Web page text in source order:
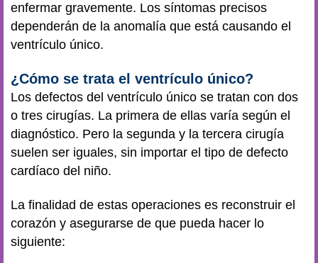
enfermar gravemente. Los síntomas precisos
dependerán de la anomalía que está causando el
ventrículo único.
¿Cómo se trata el ventrículo único?
Los defectos del ventrículo único se tratan con dos
o tres cirugías. La primera de ellas varía según el
diagnóstico. Pero la segunda y la tercera cirugía
suelen ser iguales, sin importar el tipo de defecto
cardíaco del niño.
La finalidad de estas operaciones es reconstruir el
corazón y asegurarse de que pueda hacer lo
siguiente: